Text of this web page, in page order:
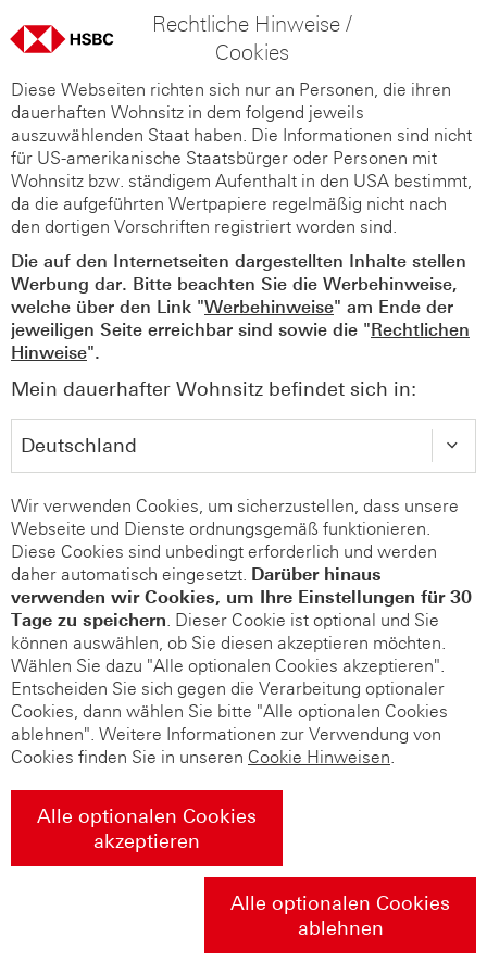
Rechtliche Hinweise /
Cookies
Diese Webseiten richten sich nur an Personen, die ihren
dauerhaften Wohnsitz in dem folgend jeweils
auszuwählenden Staat haben. Die Informationen sind nicht
für US-amerikanische Staatsbürger oder Personen mit
Wohnsitz bzw. ständigem Aufenthalt in den USA bestimmt,
da die aufgeführten Wertpapiere regelmäßig nicht nach
den dortigen Vorschriften registriert worden sind.
Die auf den Internetseiten dargestellten Inhalte stellen
Werbung dar. Bitte beachten Sie die Werbehinweise,
welche über den Link "Werbehinweise" am Ende der
jeweiligen Seite erreichbar sind sowie die "Rechtlichen
Hinweise".
Mein dauerhafter Wohnsitz befindet sich in:
Wir verwenden Cookies, um sicherzustellen, dass unsere
Webseite und Dienste ordnungsgemäß funktionieren.
Diese Cookies sind unbedingt erforderlich und werden
daher automatisch eingesetzt. Darüber hinaus
verwenden wir Cookies, um Ihre Einstellungen für 30
Tage zu speichern. Dieser Cookie ist optional und Sie
können auswählen, ob Sie diesen akzeptieren möchten.
Wählen Sie dazu "Alle optionalen Cookies akzeptieren".
Entscheiden Sie sich gegen die Verarbeitung optionaler
Cookies, dann wählen Sie bitte "Alle optionalen Cookies
ablehnen". Weitere Informationen zur Verwendung von
Cookies finden Sie in unseren Cookie Hinweisen.
Alle optionalen Cookies
akzeptieren
Alle optionalen Cookies
ablehnen